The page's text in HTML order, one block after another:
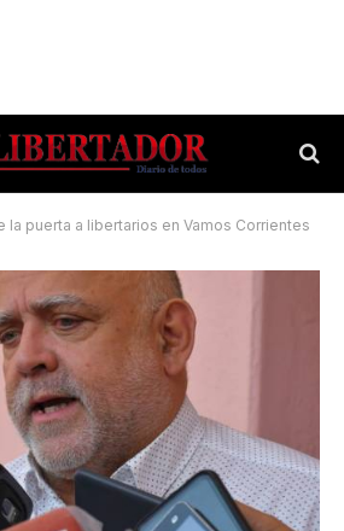
la puerta a libertarios en Vamos Corrientes